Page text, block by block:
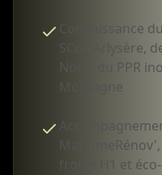
Connaissance
SCoT Arlysère,
Nord, du PPR
Montagne
froide H1 et